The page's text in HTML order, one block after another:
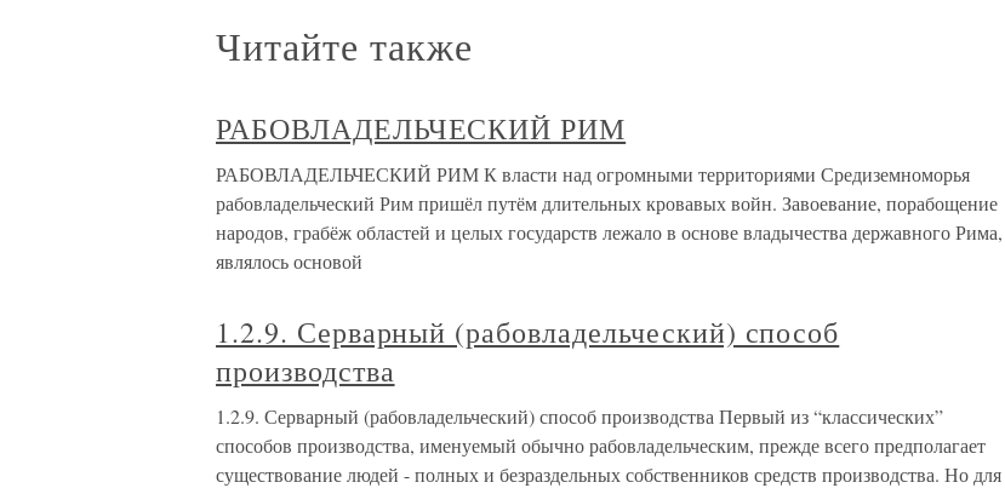
Читайте также
РАБОВЛАДЕЛЬЧЕСКИЙ РИМ
РАБОВЛАДЕЛЬЧЕСКИЙ РИМ К власти над огромными территориями Средиземноморья
рабовладельческий Рим пришёл путём длительных кровавых войн. Завоевание, порабощение
народов, грабёж областей и целых государств лежало в основе владычества державного Рима,
являлось основой
1.2.9. Серварный (рабовладельческий) способ
производства
1.2.9. Серварный (рабовладельческий) способ производства Первый из “классических”
способов производства, именуемый обычно рабовладельческим, прежде всего предполагает
существование людей - полных и безраздельных собственников средств производства. Но для